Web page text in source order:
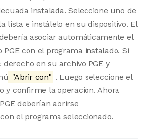
instalada. Seleccione uno de
lista e instálelo en su dispositivo. El
asociar automáticamente el
con el programa instalado. Si
derecho en su archivo PGE y
"Abrir con" . Luego seleccione el
y confirme la operación. Ahora
deberían abrirse
el programa seleccionado.